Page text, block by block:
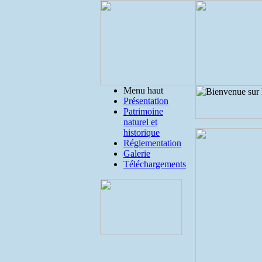
Menu haut
Présentation
Patrimoine
naturel et
historique
Réglementation
Galerie
Téléchargements